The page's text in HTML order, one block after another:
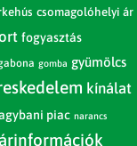
csomagolóhelyi ár
fogyasztás
gomba gyümölcs
kínálat
piac narancs